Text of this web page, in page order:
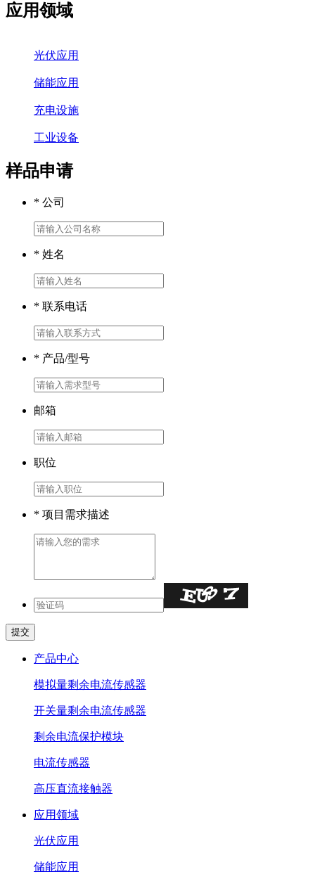
应用领域
光伏应用
储能应用
充电设施
工业设备
样品申请
* 公司
* 姓名
* 联系电话
* 产品/型号
邮箱
职位
* 项目需求描述
产品中心
模拟量剩余电流传感器
开关量剩余电流传感器
剩余电流保护模块
电流传感器
高压直流接触器
应用领域
光伏应用
储能应用